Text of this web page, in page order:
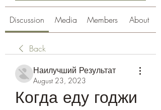
Discussion Media Members About
Back
Наилучший Результат
August 23, 2023
Когда еду годжи